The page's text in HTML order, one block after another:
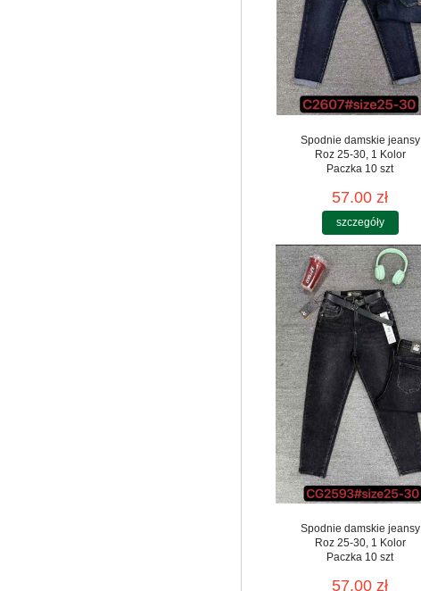
Spodnie damskie jeansy
Roz 25-30, 1 Kolor
Paczka 10 szt
57.00 zł
szczegóły
Spodnie damskie jeansy
Roz 25-30, 1 Kolor
Paczka 10 szt
57.00 zł